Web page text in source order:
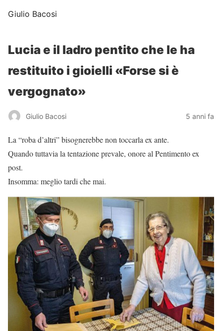
Giulio Bacosi
Lucia e il ladro pentito che le ha
restituito i gioielli «Forse si è
vergognato»
Giulio Bacosi 5 anni fa
La “roba d’altri” bisognerebbe non toccarla ex ante.
Quando tuttavia la tentazione prevale, onore al Pentimento ex
post.
Insomma: meglio tardi che mai.